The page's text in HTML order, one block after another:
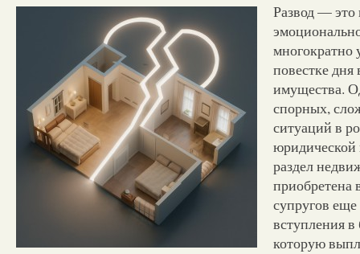
Развод — это
многократно
повестке дня
имущества.
спорных,
ситуаций в
юридической
раздел
приобретена
супругов
вступления в
которую